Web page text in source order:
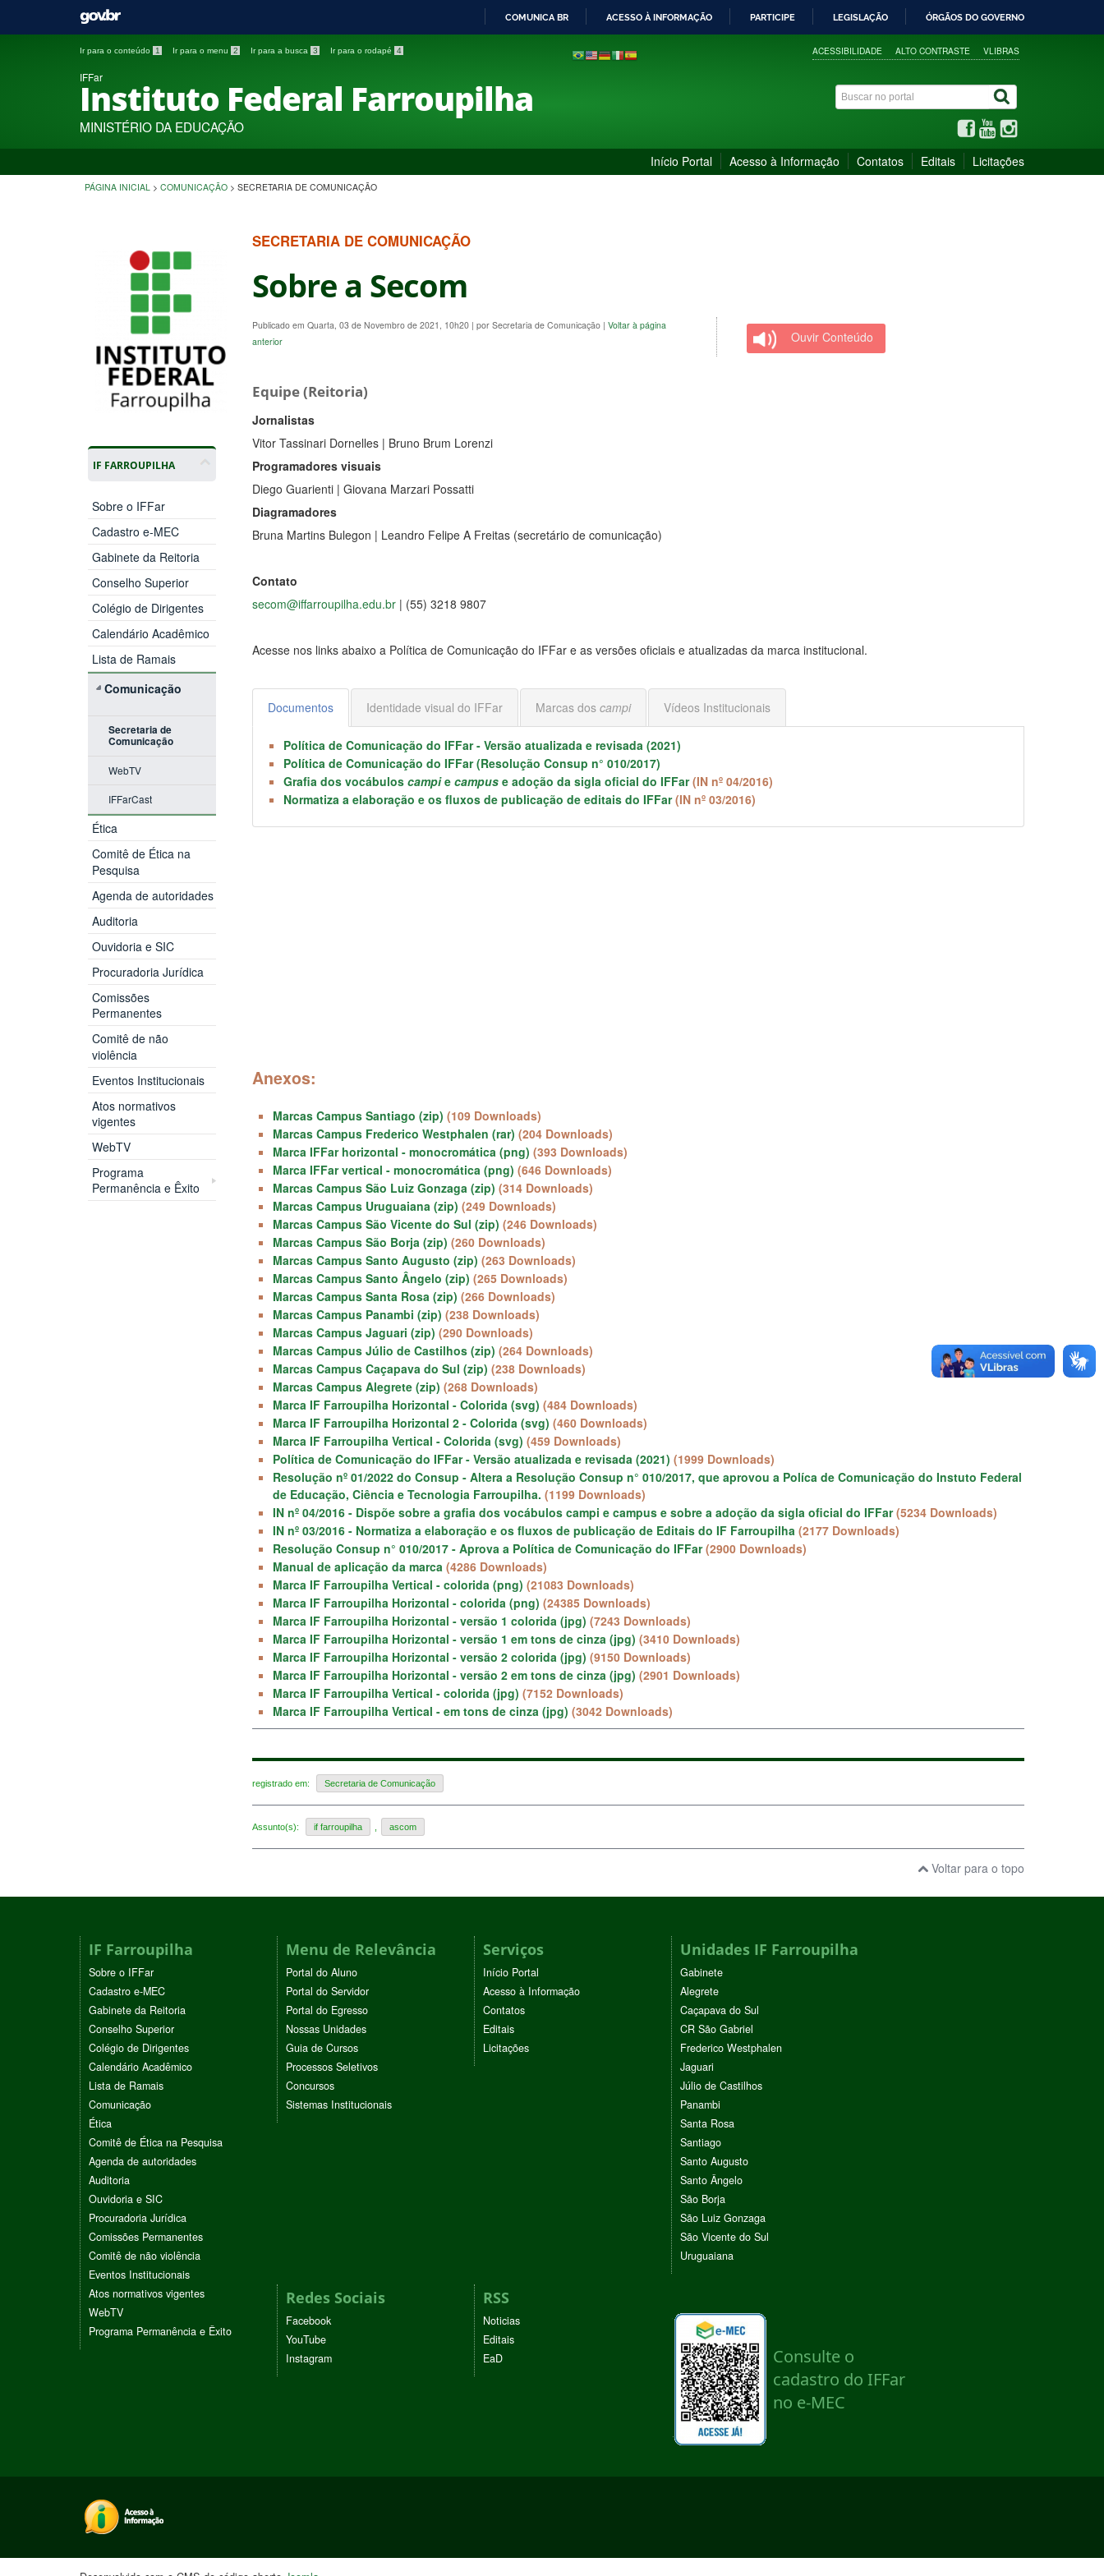
PARA
COMUNICA BR ACESSO À INFORMAÇÃO PARTICIPE LEGISLAÇÃO ÓRGÃOS DO GOVERNO
Ir para o conteúdo 1 Ir para o menu 2 Ir para a busca 3 Ir para o rodapé 4 ACESSIBILIDADE ALTO CONTRASTE VLIBRAS
IFFar
Instituto Federal Farroupilha
MINISTÉRIO DA EDUCAÇÃO
Início Portal Acesso à Informação Contatos Editais Licitações
PÁGINA INICIAL > COMUNICAÇÃO > SECRETARIA DE COMUNICAÇÃO
IF FARROUPILHA
Sobre o IFFar
Cadastro e-MEC
Gabinete da Reitoria
Conselho Superior
Colégio de Dirigentes
Calendário Acadêmico
Lista de Ramais
Comunicação
Secretaria de
Comunicação
WebTV
IFFarCast
Ética
Comitê de Ética na
Pesquisa
Agenda de autoridades
Auditoria
Ouvidoria e SIC
Procuradoria Jurídica
Comissões
Permanentes
Comitê de não
violência
Eventos Institucionais
Atos normativos
vigentes
WebTV
Programa
Permanência e Êxito
SECRETARIA DE COMUNICAÇÃO
Sobre a Secom
Publicado em Quarta, 03 de Novembro de 2021, 10h20 | por Secretaria de Comunicação | Voltar à página
anterior
Ouvir Conteúdo
Equipe (Reitoria)
Jornalistas
Vitor Tassinari Dornelles | Bruno Brum Lorenzi
Programadores visuais
Diego Guarienti | Giovana Marzari Possatti
Diagramadores
Bruna Martins Bulegon | Leandro Felipe A Freitas (secretário de comunicação)
Contato
secom@iffarroupilha.edu.br | (55) 3218 9807
Acesse nos links abaixo a Política de Comunicação do IFFar e as versões oficiais e atualizadas da marca institucional.
Documentos Identidade visual do IFFar Marcas dos campi Vídeos Institucionais
Política de Comunicação do IFFar - Versão atualizada e revisada (2021)
Política de Comunicação do IFFar(Resolução Consup n° 010/2017)
Grafia dos vocábulos campie campus e adoção da sigla oficial do IFFar(IN nº 04/2016)
Normatiza a elaboração e os fluxos de publicação de editais do IFFar(IN nº 03/2016)
Anexos:
Marcas Campus Santiago (zip) (109 Downloads)
Marcas Campus Frederico Westphalen (rar) (204 Downloads)
Marca IFFar horizontal - monocromática (png) (393 Downloads)
Marca IFFar vertical - monocromática (png) (646 Downloads)
Marcas Campus São Luiz Gonzaga (zip) (314 Downloads)
Marcas Campus Uruguaiana (zip) (249 Downloads)
Marcas Campus São Vicente do Sul (zip) (246 Downloads)
Marcas Campus São Borja (zip) (260 Downloads)
Marcas Campus Santo Augusto (zip) (263 Downloads)
Marcas Campus Santo Ângelo (zip) (265 Downloads)
Marcas Campus Santa Rosa (zip) (266 Downloads)
Marcas Campus Panambi (zip) (238 Downloads)
Marcas Campus Jaguari (zip) (290 Downloads)
Marcas Campus Júlio de Castilhos (zip) (264 Downloads)
Marcas Campus Caçapava do Sul (zip) (238 Downloads)
Marcas Campus Alegrete (zip) (268 Downloads)
Marca IF Farroupilha Horizontal - Colorida (svg) (484 Downloads)
Marca IF Farroupilha Horizontal 2 - Colorida (svg) (460 Downloads)
Marca IF Farroupilha Vertical - Colorida (svg) (459 Downloads)
Política de Comunicação do IFFar - Versão atualizada e revisada (2021) (1999 Downloads)
Resolução nº 01/2022 do Consup - Altera a Resolução Consup n° 010/2017, que aprovou a Políca de Comunicação do Instuto Federal
de Educação, Ciência e Tecnologia Farroupilha. (1199 Downloads)
IN nº 04/2016 - Dispõe sobre a grafia dos vocábulos campi e campus e sobre a adoção da sigla oficial do IFFar (5234 Downloads)
IN nº 03/2016 - Normatiza a elaboração e os fluxos de publicação de Editais do IF Farroupilha (2177 Downloads)
Resolução Consup n° 010/2017 - Aprova a Política de Comunicação do IFFar (2900 Downloads)
Manual de aplicação da marca (4286 Downloads)
Marca IF Farroupilha Vertical - colorida (png) (21083 Downloads)
Marca IF Farroupilha Horizontal - colorida (png) (24385 Downloads)
Marca IF Farroupilha Horizontal - versão 1 colorida (jpg) (7243 Downloads)
Marca IF Farroupilha Horizontal - versão 1 em tons de cinza (jpg) (3410 Downloads)
Marca IF Farroupilha Horizontal - versão 2 colorida (jpg) (9150 Downloads)
Marca IF Farroupilha Horizontal - versão 2 em tons de cinza (jpg) (2901 Downloads)
Marca IF Farroupilha Vertical - colorida (jpg) (7152 Downloads)
Marca IF Farroupilha Vertical - em tons de cinza (jpg) (3042 Downloads)
registrado em: Secretaria de Comunicação
Assunto(s): if farroupilha ascom
Voltar para o topo
IF Farroupilha
Sobre o IFFar
Cadastro e-MEC
Gabinete da Reitoria
Conselho Superior
Colégio de Dirigentes
Calendário Acadêmico
Lista de Ramais
Comunicação
Ética
Comitê de Ética na Pesquisa
Agenda de autoridades
Auditoria
Ouvidoria e SIC
Procuradoria Jurídica
Comissões Permanentes
Comitê de não violência
Eventos Institucionais
Atos normativos vigentes
WebTV
Programa Permanência e Êxito
Menu de Relevância
Portal do Aluno
Portal do Servidor
Portal do Egresso
Nossas Unidades
Guia de Cursos
Processos Seletivos
Concursos
Sistemas Institucionais
Serviços
Início Portal
Acesso à Informação
Contatos
Editais
Licitações
Unidades IF Farroupilha
Gabinete
Alegrete
Caçapava do Sul
CR São Gabriel
Frederico Westphalen
Jaguari
Júlio de Castilhos
Panambi
Santa Rosa
Santiago
Santo Augusto
Santo Ângelo
São Borja
São Luiz Gonzaga
São Vicente do Sul
Uruguaiana
Redes Sociais
Facebook
YouTube
Instagram
RSS
Noticias
Editais
EaD